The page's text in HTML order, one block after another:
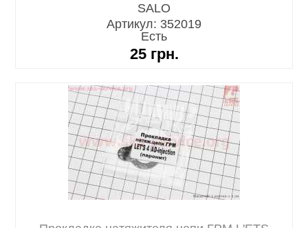
SALO
Артикул: 352019
Есть
25 грн.